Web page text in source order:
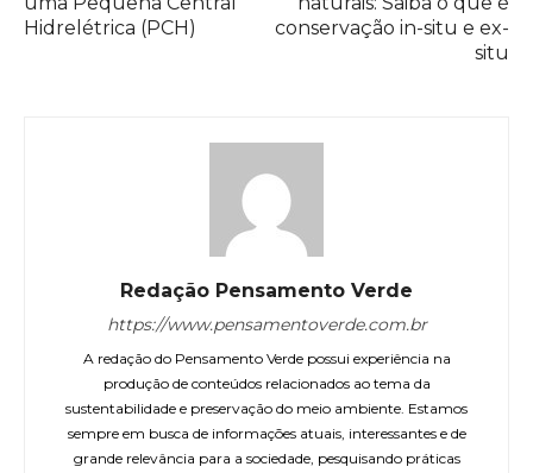
Hidrelétrica (PCH)
conservação in-situ e ex-
situ
Redação Pensamento Verde
https://www.pensamentoverde.com.br
A redação do Pensamento Verde possui experiência na
produção de conteúdos relacionados ao tema da
sustentabilidade e preservação do meio ambiente. Estamos
sempre em busca de informações atuais, interessantes e de
grande relevância para a sociedade, pesquisando práticas